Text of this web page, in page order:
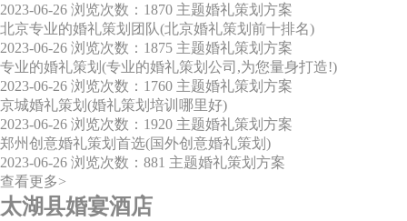
2023-06-26 浏览次数：1870 主题婚礼策划方案
北京专业的婚礼策划团队(北京婚礼策划前十排名)
2023-06-26 浏览次数：1875 主题婚礼策划方案
专业的婚礼策划(专业的婚礼策划公司,为您量身打造!)
2023-06-26 浏览次数：1760 主题婚礼策划方案
京城婚礼策划(婚礼策划培训哪里好)
2023-06-26 浏览次数：1920 主题婚礼策划方案
郑州创意婚礼策划首选(国外创意婚礼策划)
2023-06-26 浏览次数：881 主题婚礼策划方案
查看更多>
太湖县婚宴酒店